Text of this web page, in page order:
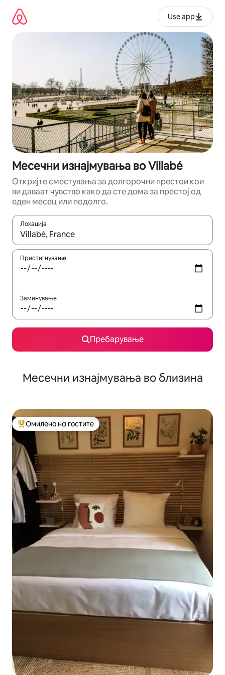
содржина
Use app
Месечни изнајмувања во Villabé
Откријте сместувања за долгорочни престои кои
ви даваат чувство како да сте дома за престој од
еден месец или подолго.
Локација
Кога резултатите се достапни, движете се со копчињата
Пристигнување
Заминување
Пребарување
Месечни изнајмувања во близина
Меѓу најуспешните „Омилени на гостите“
Омилено на гостите